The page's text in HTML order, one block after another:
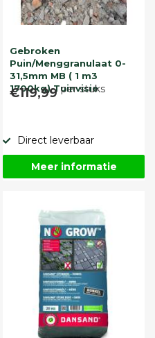
Gebroken
Puin/Menggranulaat 0-
31,5mm MB ( 1 m3
1700kg) Tuinvisie
€119,99 per stuks
Direct leverbaar
Meer informatie